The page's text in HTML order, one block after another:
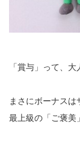
「賞与」って、
まさにボーナスは
最上級の「ご褒美